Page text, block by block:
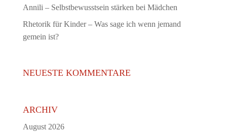
Annili – Selbstbewusstsein stärken bei Mädchen
Rhetorik für Kinder – Was sage ich wenn jemand
gemein ist?
NEUESTE KOMMENTARE
ARCHIV
August 2026